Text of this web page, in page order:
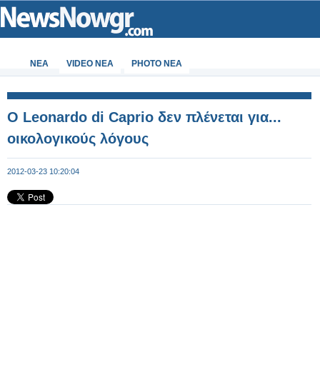
ΝΕΑ VIDEO NEA PHOTO NEA
O Leonardo di Caprio δεν πλένεται για...
οικολογικούς λόγους
2012-03-23 10:20:04